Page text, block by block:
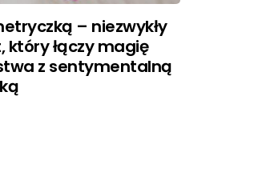
– niezwykły
który łączy magię
z sentymentalną